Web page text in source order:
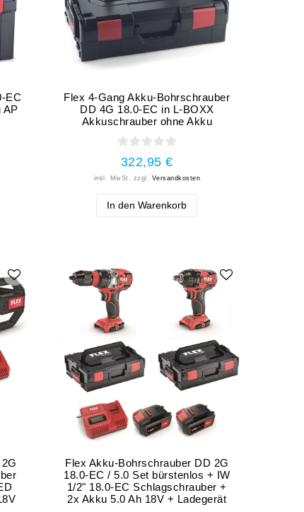
EC
AP
Flex 4-Gang Akku-Bohrschrauber
DD 4G 18.0-EC in L-BOXX
Akkuschrauber ohne Akku
322,95 €
inkl. MwSt. zzgl. Versandkosten
In den Warenkorb
Flex Akku-Bohrschrauber DD 2G
18.0-EC / 5.0 Set bürstenlos + IW
1/2" 18.0-EC Schlagschrauber +
2x Akku 5.0 Ah 18V + Ladegerät